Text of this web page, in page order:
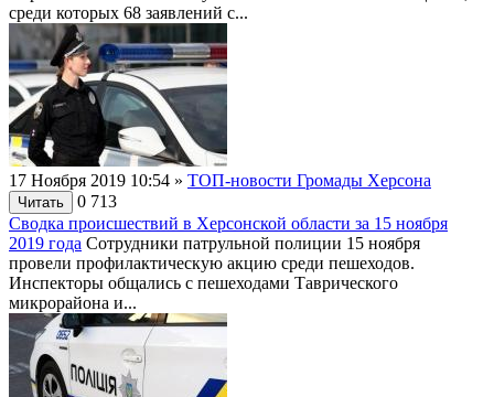
среди которых 68 заявлений с...
17 Ноября 2019 10:54 » ТОП-новости Громады Херсона
Читать 0 713
Сводка происшествий в Херсонской области за 15 ноября
2019 года Сотрудники патрульной полиции 15 ноября
провели профилактическую акцию среди пешеходов.
Инспекторы общались с пешеходами Таврического
микрорайона и...